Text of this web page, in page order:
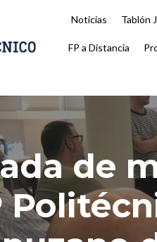
Noticias Tablón
FP a Distancia
de